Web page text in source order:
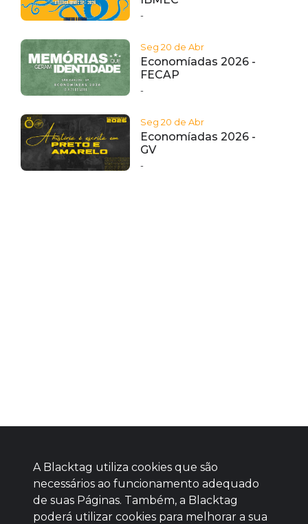
-
Seg 20 de Abr
Economíadas 2026 -
FECAP
-
Seg 20 de Abr
Economíadas 2026 -
GV
-
A Blacktag utiliza cookies que são
necessários ao funcionamento adequado
de suas Páginas. Também, a Blacktag
poderá utilizar cookies para melhorar a sua